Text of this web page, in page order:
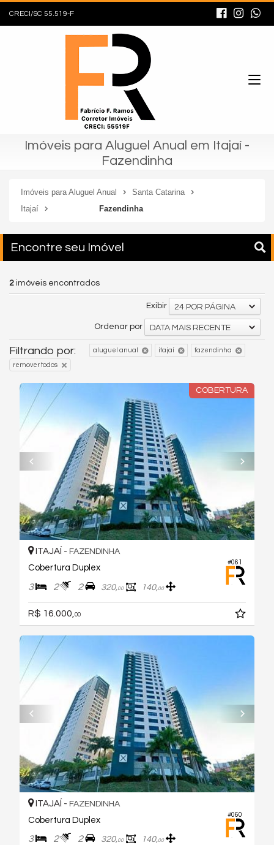
CRECI/SC 55.519-F
Imóveis para Aluguel Anual em Itajaí -
Fazendinha
Imóveis para Aluguel Anual
Santa Catarina
Itajaí
Fazendinha
Encontre seu Imóvel
2 imóveis encontrados
Exibir 24 POR PÁGINA
Ordenar por DATA MAIS RECENTE
Filtrando por: aluguel anual itajaí fazendinha
remover todos
COBERTURA
#061
ITAJAÍ - FAZENDINHA
Cobertura Duplex
3 2 2 320,00 140,00
R$ 16.000, 00
#060
ITAJAÍ - FAZENDINHA
Cobertura Duplex
3 2 2 320,00 140,00